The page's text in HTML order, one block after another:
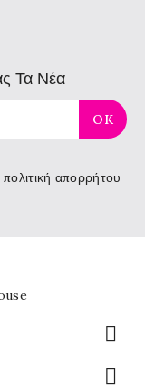
Τα Νέα
πολιτική απορρήτου

